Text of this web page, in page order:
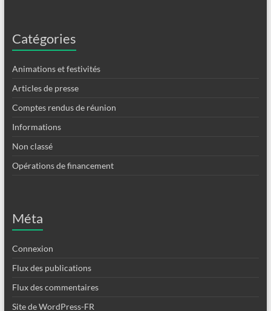
Catégories
Animations et festivités
Articles de presse
Comptes rendus de réunion
Informations
Non classé
Opérations de financement
Méta
Connexion
Flux des publications
Flux des commentaires
Site de WordPress-FR